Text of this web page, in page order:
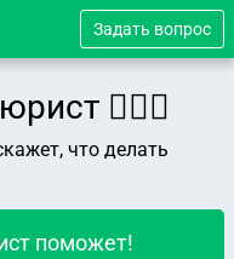
Задать вопрос
👨🏻‍⚖️
что делать
поможет!